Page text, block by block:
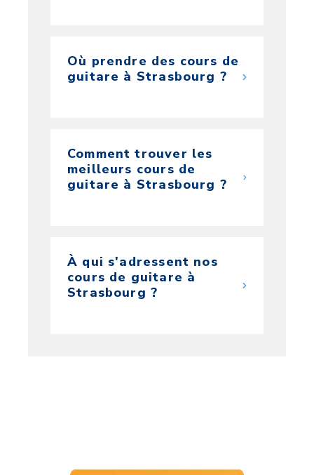
Où prendre des cours de
guitare à Strasbourg ?
Comment trouver les
meilleurs cours de
guitare à Strasbourg ?
À qui s'adressent nos
cours de guitare à
Strasbourg ?